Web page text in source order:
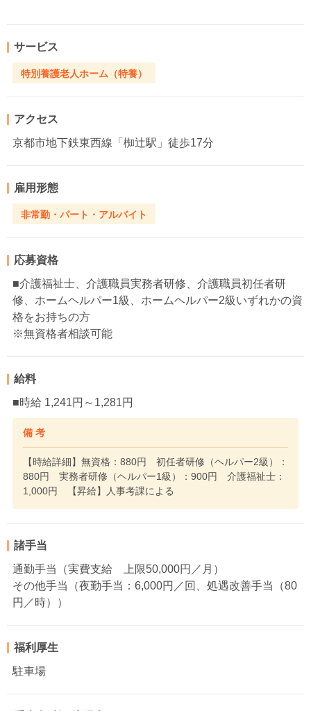
サービス
特別養護老人ホーム（特養）
アクセス
京都市地下鉄東西線「椥辻駅」徒歩17分
雇用形態
非常勤・パート・アルバイト
応募資格
■介護福祉士、介護職員実務者研修、介護職員初任者研
修、ホームヘルパー1級、ホームヘルパー2級いずれかの資
格をお持ちの方
※無資格者相談可能
給料
■時給 1,241円～1,281円
備 考
【時給詳細】無資格：880円 初任者研修（ヘルパー2級）：
880円 実務者研修（ヘルパー1級）：900円 介護福祉士：
1,000円 【昇給】人事考課による
諸手当
通勤手当（実費支給 上限50,000円／月）
その他手当（夜勤手当：6,000円／回、処遇改善手当（80
円／時））
福利厚生
駐車場